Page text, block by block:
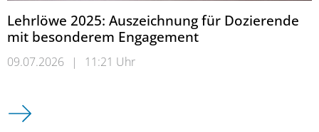
Lehrlöwe 2025: Auszeichnung für Dozierende
mit besonderem Engagement
09.07.2026 | 11:21 Uhr
Lehrlöwe 2025: Auszeichnung für Dozierende mit